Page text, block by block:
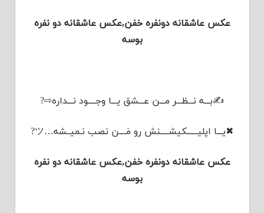
عکس عاشقانه دونفره خفن,عکس عاشقانه دو نفره
بوسه
✍بـــه نـــظـــر مـــن عـــشق یـــا وجــــود نـــداره⇨?
✖یـــا اپلیــــــکیشـــــنش رو مَــــن نصب نـمیــشه…ツ?
عکس عاشقانه دونفره خفن,عکس عاشقانه دو نفره
بوسه